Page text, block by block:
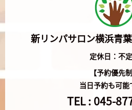
新リンパサロン横浜青
定休日：不
【予約優先制
当日予約も可能
TEL : 045-